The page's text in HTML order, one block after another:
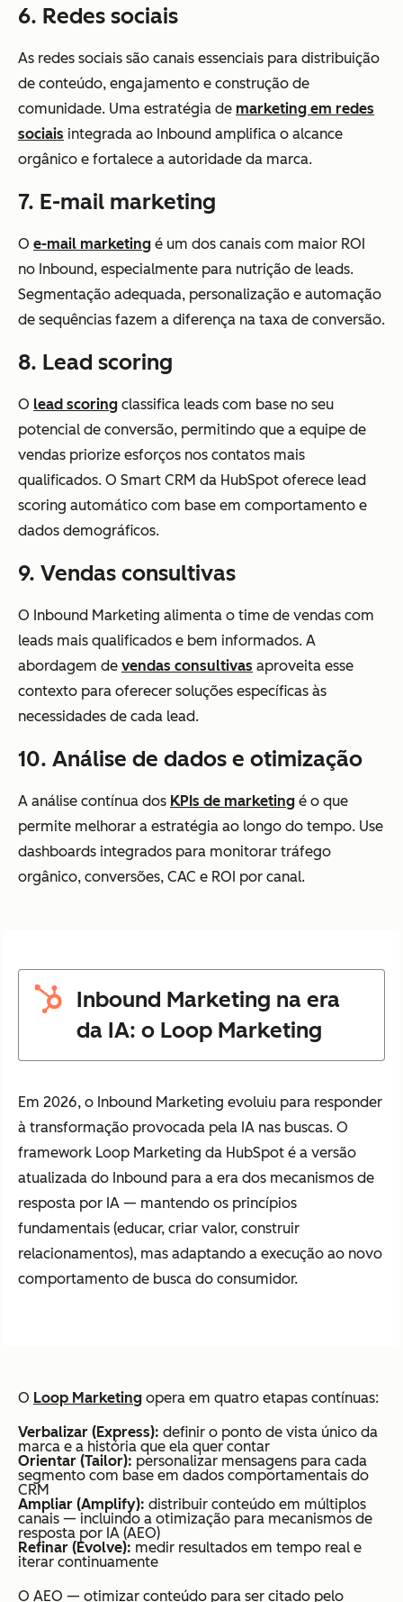
6. Redes sociais
As redes sociais são canais essenciais para distribuição
de conteúdo, engajamento e construção de
comunidade. Uma estratégia de marketing em redes
sociais integrada ao Inbound amplifica o alcance
orgânico e fortalece a autoridade da marca.
7. E-mail marketing
O e-mail marketing é um dos canais com maior ROI
no Inbound, especialmente para nutrição de leads.
Segmentação adequada, personalização e automação
de sequências fazem a diferença na taxa de conversão.
8. Lead scoring
O lead scoring classifica leads com base no seu
potencial de conversão, permitindo que a equipe de
vendas priorize esforços nos contatos mais
qualificados. O Smart CRM da HubSpot oferece lead
scoring automático com base em comportamento e
dados demográficos.
9. Vendas consultivas
O Inbound Marketing alimenta o time de vendas com
leads mais qualificados e bem informados. A
abordagem de vendas consultivas aproveita esse
contexto para oferecer soluções específicas às
necessidades de cada lead.
10. Análise de dados e otimização
A análise contínua dos KPIs de marketing é o que
permite melhorar a estratégia ao longo do tempo. Use
dashboards integrados para monitorar tráfego
orgânico, conversões, CAC e ROI por canal.
Inbound Marketing na era
da IA: o Loop Marketing
Em 2026, o Inbound Marketing evoluiu para responder
à transformação provocada pela IA nas buscas. O
framework Loop Marketing da HubSpot é a versão
atualizada do Inbound para a era dos mecanismos de
resposta por IA — mantendo os princípios
fundamentais (educar, criar valor, construir
relacionamentos), mas adaptando a execução ao novo
comportamento de busca do consumidor.
O Loop Marketing opera em quatro etapas contínuas:
Verbalizar (Express): definir o ponto de vista único da
marca e a história que ela quer contar
Orientar (Tailor): personalizar mensagens para cada
segmento com base em dados comportamentais do
CRM
Ampliar (Amplify): distribuir conteúdo em múltiplos
canais — incluindo a otimização para mecanismos de
resposta por IA (AEO)
Refinar (Evolve): medir resultados em tempo real e
iterar continuamente
O AEO — otimizar conteúdo para ser citado pelo